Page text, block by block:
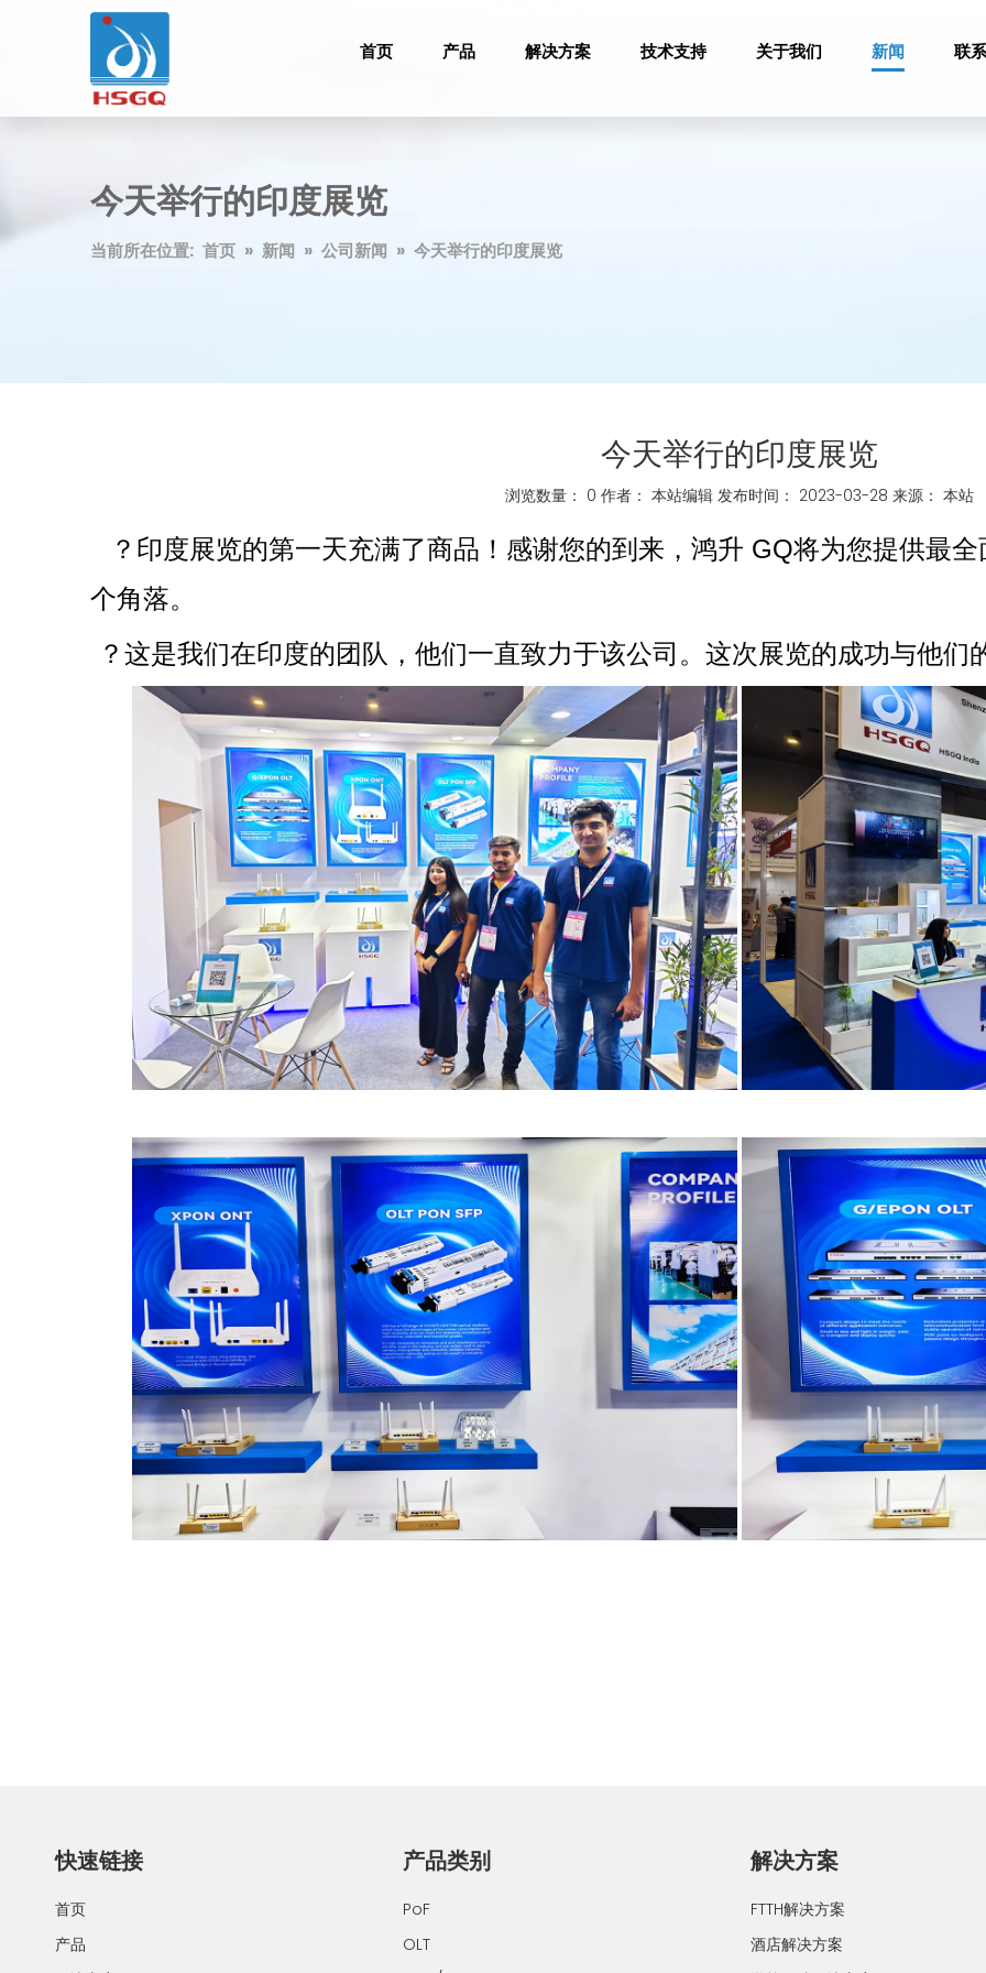
首页 产品 解决方案 技术支持 关于我们 新闻 联
今天举行的印度展览
当前所在位置: 首页 » 新闻 » 公司新闻 » 今天举行的印度展览
今天举行的印度展览
浏览数量： 0 作者： 本站编辑 发布时间： 2023-03-28 来源： 本站
？印度展览的第一天充满了商品！感谢您的到来，鸿升 GQ将为您提供最
个角落。
？这是我们在印度的团队，他们一直致力于该公司。这次展览的成功与他们
快速链接
首页
产品
产品类别
PoF
OLT
解决方案
FTTH解决方案
酒店解决方案